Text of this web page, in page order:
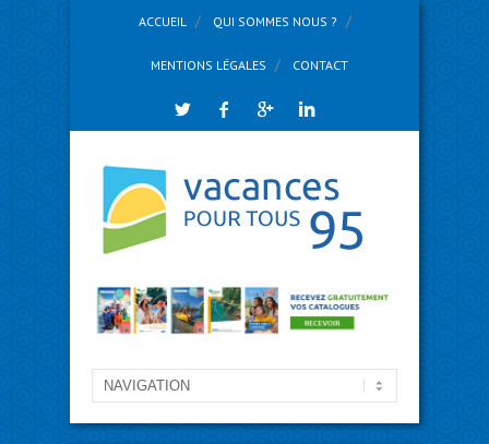
ACCUEIL QUI SOMMES NOUS ?
MENTIONS LÉGALES CONTACT